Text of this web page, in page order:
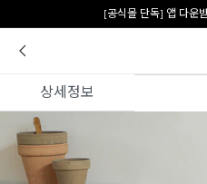
카카오 플친 추가하면
상세정보